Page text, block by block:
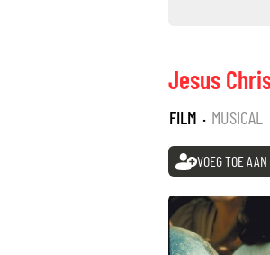
Jesus
FILM · MUSICAL
VOEG TOE